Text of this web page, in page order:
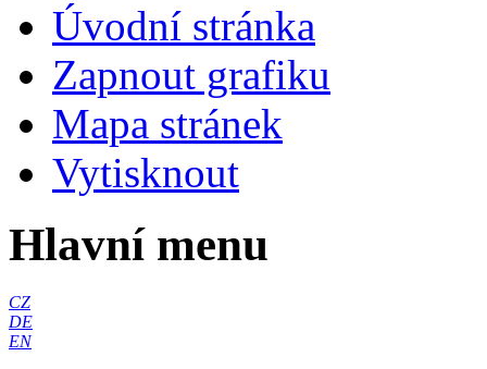
Úvodní stránka
Zapnout grafiku
Mapa stránek
Vytisknout
Hlavní menu
CZ
DE
EN